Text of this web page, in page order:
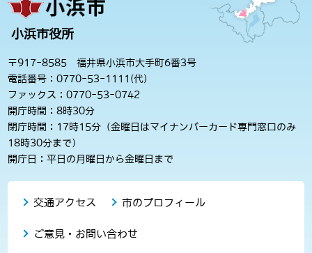
小浜市役所
〒917-8585 福井県小浜市大手町6番3号
電話番号：0770-53-1111(代)
ファックス：0770-53-0742
開庁時間：8時30分
閉庁時間：17時15分（金曜日はマイナンバーカード専門窓口のみ
18時30分まで）
開庁日：平日の月曜日から金曜日まで
交通アクセス 市のプロフィール
ご意見・お問い合わせ